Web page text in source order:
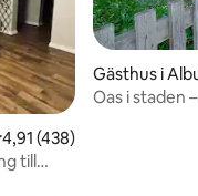
av 5 i genomsnittligt
4,91 (438)
till
Gästhus i
Oas i staden